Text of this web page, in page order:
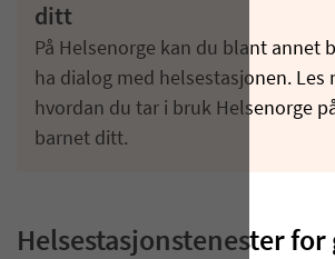
ditt
På Helsenorge kan du blant annet
ha dialog med helsestasjonen. Les
hvordan du tar i bruk Helsenorge
barnet ditt.
Helsestasjonstenester